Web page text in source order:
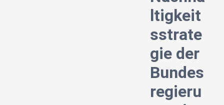
ltigkeit
sstrate
gie der
Bundes
regieru